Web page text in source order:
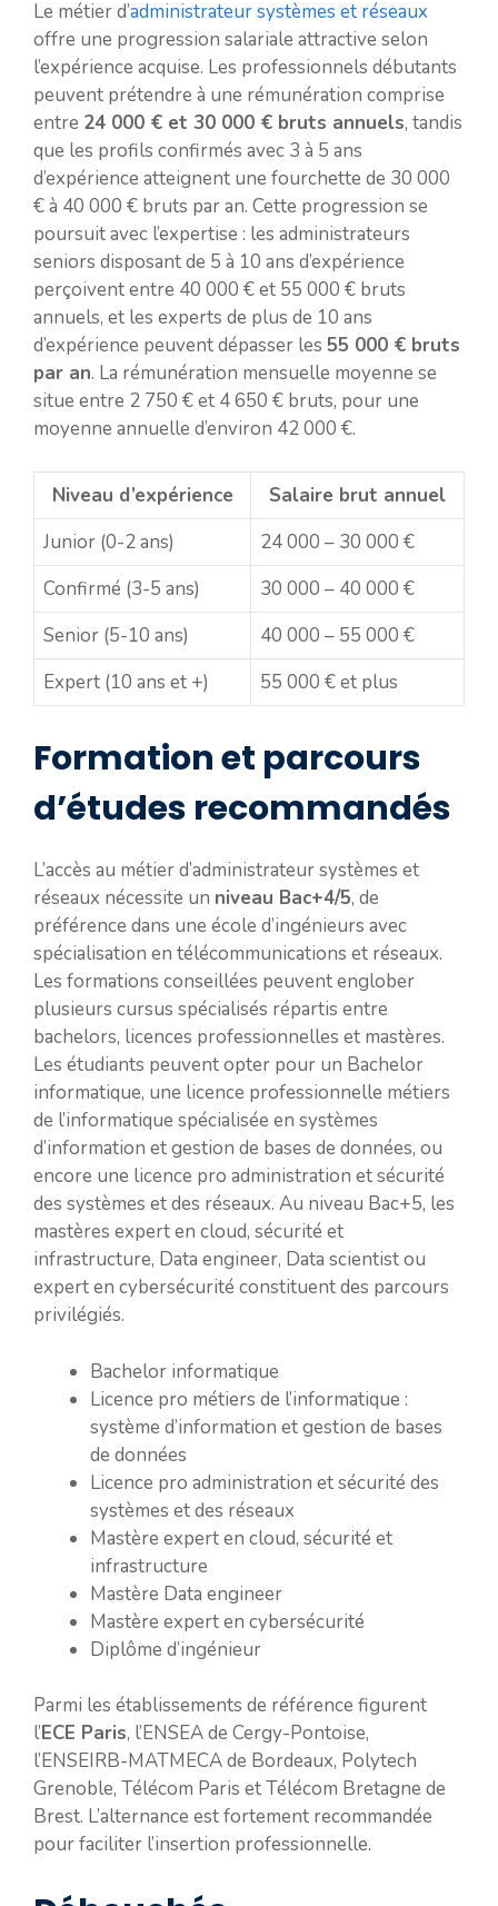
Le métier d’administrateur systèmes et réseaux
offre une progression salariale attractive selon
l’expérience acquise. Les professionnels débutants
peuvent prétendre à une rémunération comprise
entre 24 000 € et 30 000 € bruts annuels, tandis
que les profils confirmés avec 3 à 5 ans
d’expérience atteignent une fourchette de 30 000
€ à 40 000 € bruts par an. Cette progression se
poursuit avec l’expertise : les administrateurs
seniors disposant de 5 à 10 ans d’expérience
perçoivent entre 40 000 € et 55 000 € bruts
annuels, et les experts de plus de 10 ans
d’expérience peuvent dépasser les 55 000 € bruts
par an. La rémunération mensuelle moyenne se
situe entre 2 750 € et 4 650 € bruts, pour une
moyenne annuelle d’environ 42 000 €.
Niveau d’expérience
Salaire brut annuel
Junior (0-2 ans)
24 000 – 30 000 €
Confirmé (3-5 ans)
30 000 – 40 000 €
Senior (5-10 ans)
40 000 – 55 000 €
Expert (10 ans et +)
55 000 € et plus
Formation et parcours
d’études recommandés
L’accès au métier d’administrateur systèmes et
réseaux nécessite un niveau Bac+4/5, de
préférence dans une école d’ingénieurs avec
spécialisation en télécommunications et réseaux.
Les formations conseillées peuvent englober
plusieurs cursus spécialisés répartis entre
bachelors, licences professionnelles et mastères.
Les étudiants peuvent opter pour un Bachelor
informatique, une licence professionnelle métiers
de l’informatique spécialisée en systèmes
d’information et gestion de bases de données, ou
encore une licence pro administration et sécurité
des systèmes et des réseaux. Au niveau Bac+5, les
mastères expert en cloud, sécurité et
infrastructure, Data engineer, Data scientist ou
expert en cybersécurité constituent des parcours
privilégiés.
Bachelor informatique
Licence pro métiers de l’informatique :
système d’information et gestion de bases
de données
Licence pro administration et sécurité des
systèmes et des réseaux
Mastère expert en cloud, sécurité et
infrastructure
Mastère Data engineer
Mastère expert en cybersécurité
Diplôme d’ingénieur
Parmi les établissements de référence figurent
l’ECE Paris, l’ENSEA de Cergy-Pontoise,
l’ENSEIRB-MATMECA de Bordeaux, Polytech
Grenoble, Télécom Paris et Télécom Bretagne de
Brest. L’alternance est fortement recommandée
pour faciliter l’insertion professionnelle.